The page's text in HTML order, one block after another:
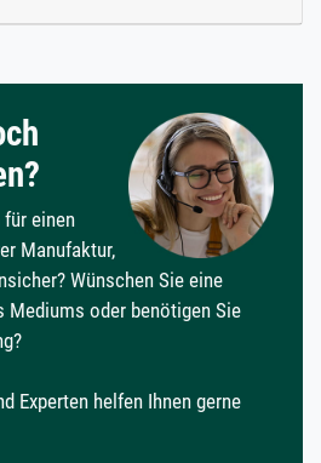
einen
Manufaktur,
Wünschen Sie eine
Mediums oder benötigen Sie
Experten helfen Ihnen gerne